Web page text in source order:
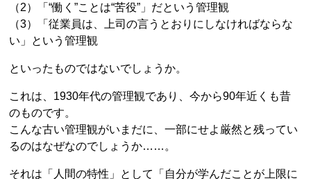
（2）「“働く”ことは“苦役”」だという管理観
（3）「従業員は、上司の言うとおりにしなければならな
い」という管理観
といったものではないでしょうか。
これは、1930年代の管理観であり、今から90年近くも昔
のものです。
こんな古い管理観がいまだに、一部にせよ厳然と残ってい
るのはなぜなのでしょうか……。
それは「人間の特性」として「自分が学んだことが上限に